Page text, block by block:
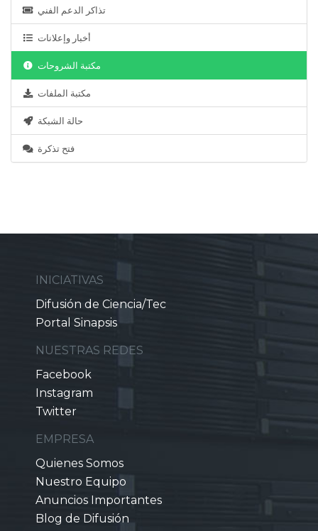
تذاكر الدعم الفني
أخبار وإعلانات
مكتبة الشروحات
مكتبة الملفات
حالة الشبكة
فتح تذكرة
INICIATIVAS
Difusión de Ciencia/Tec
Portal Sinapsis
NUESTRAS REDES
Facebook
Instagram
Twitter
EMPRESA
Quienes Somos
Nuestro Equipo
Anuncios Importantes
Blog de Difusión